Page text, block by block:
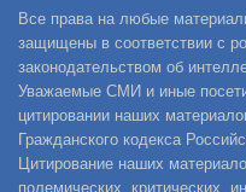
Все права на любые
защищены в соответствии с
законодательством об
Уважаемые СМИ и иные
цитировании наших
Гражданского кодекса
Цитирование наших
полемических, критических,